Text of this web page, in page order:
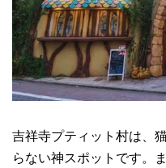
吉祥寺プティット村は、
らない神スポットです。